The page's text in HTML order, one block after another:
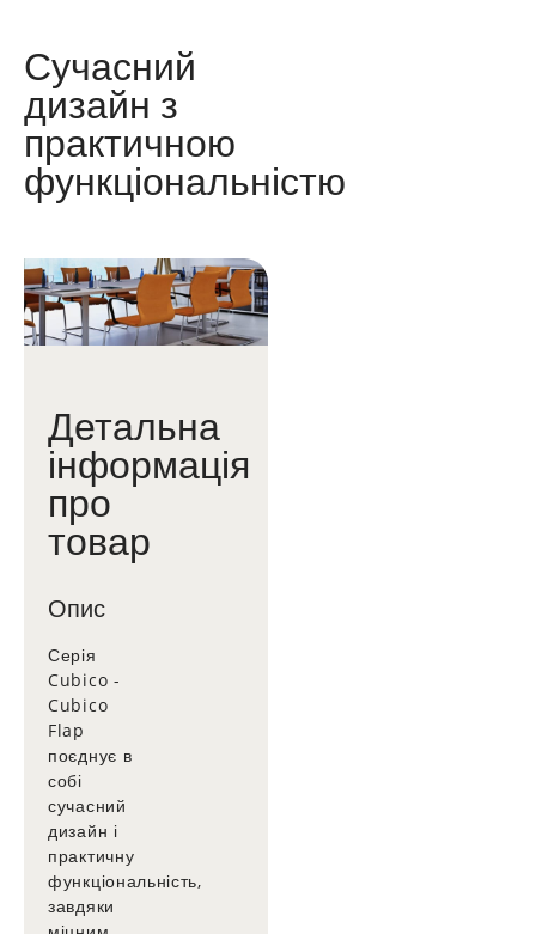
Сучасний
дизайн з
практичною
функціональністю
Детальна
інформація
про
товар
Опис
Серія
Cubico -
Cubico
Flap
поєднує в
собі
сучасний
дизайн і
практичну
функціональність,
завдяки